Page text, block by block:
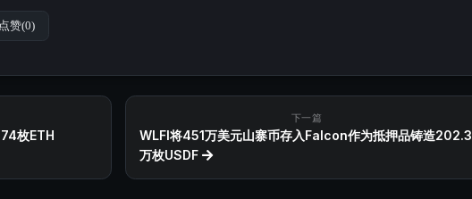
点赞(0)
枚ETH
下一篇
WLFI将451万美元山寨币存入Falcon作为抵押品铸造202.3
万枚USDF